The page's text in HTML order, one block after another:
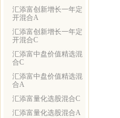
汇添富创新增长一年定
开混合A
汇添富创新增长一年定
开混合C
汇添富中盘价值精选混
合C
汇添富中盘价值精选混
合A
汇添富量化选股混合C
汇添富量化选股混合A